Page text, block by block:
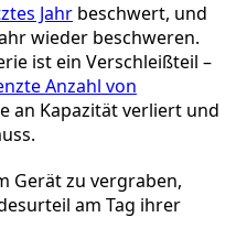
Jahr beschwert, und
wieder beschweren.
ist ein Verschleißteil –
Anzahl von
an Kapazität verliert und
Gerät zu vergraben,
am Tag ihrer